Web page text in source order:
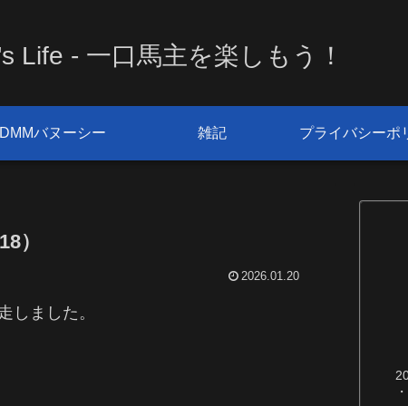
Life - 一口馬主を楽しもう！
DMMバヌーシー 雑記 プライバシーポ
）
2026.01.20
しました。